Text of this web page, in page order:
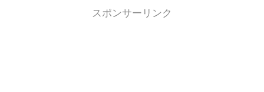
スポンサーリンク